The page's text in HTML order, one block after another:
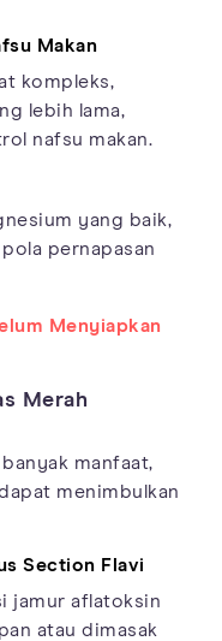
Makan
kompleks,
lebih lama,
nafsu makan.
yang baik,
pernapasan
Menyiapkan
Merah
manfaat,
menimbulkan
Section Flavi
jamur aflatoksin
atau dimasak